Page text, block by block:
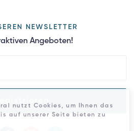
NEWSLETTER
Angeboten!
nutzt Cookies, um Ihnen das
auf unserer Seite bieten zu